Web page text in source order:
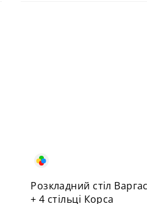
Розкладний стіл
+ 4 стільці Корса